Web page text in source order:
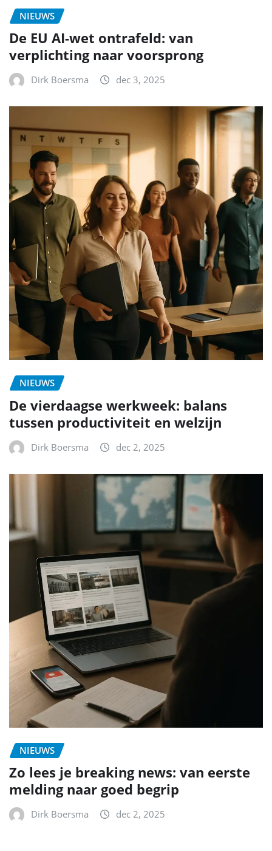
NIEUWS
De EU AI-wet ontrafeld: van
verplichting naar voorsprong
Dirk Boersma dec 3, 2025
NIEUWS
De vierdaagse werkweek: balans
tussen productiviteit en welzijn
Dirk Boersma dec 2, 2025
NIEUWS
Zo lees je breaking news: van eerste
melding naar goed begrip
Dirk Boersma dec 2, 2025